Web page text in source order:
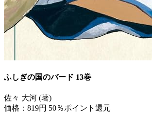
ふしぎの国のバード 13巻
佐々 大河 (著)
価格：819円 50％ポイント還元